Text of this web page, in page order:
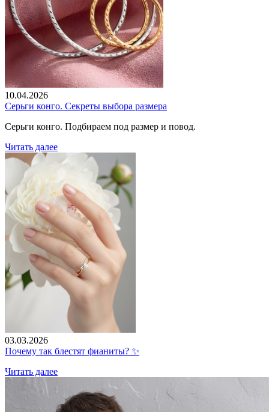
10.04.2026
Серьги конго. Секреты выбора размера
Серьги конго. Подбираем под размер и повод.
Читать далее
03.03.2026
Почему так блестят фианиты? ✨
Читать далее